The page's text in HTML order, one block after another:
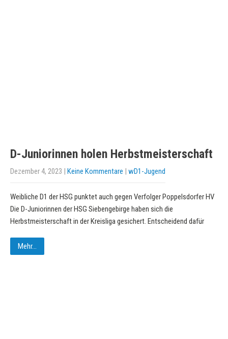
D-Juniorinnen holen Herbstmeisterschaft
Dezember 4, 2023 | Keine Kommentare | wD1-Jugend
Weibliche D1 der HSG punktet auch gegen Verfolger Poppelsdorfer HV
Die D-Juniorinnen der HSG Siebengebirge haben sich die
Herbstmeisterschaft in der Kreisliga gesichert. Entscheidend dafür
Mehr...